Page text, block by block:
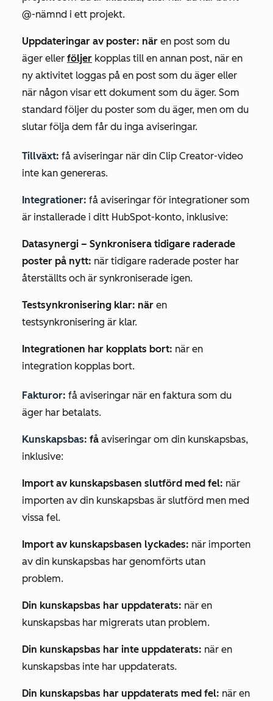
@-nämnd i ett projekt.
Uppdateringar av poster: när en post som du
äger eller följer kopplas till en annan post, när en
ny aktivitet loggas på en post som du äger eller
när någon visar ett dokument som du äger. Som
standard följer du poster som du äger, men om du
slutar följa dem får du inga aviseringar.
Tillväxt: få aviseringar när din Clip Creator-video
inte kan genereras.
Integrationer: få aviseringar för integrationer som
är installerade i ditt HubSpot-konto, inklusive:
Datasynergi – Synkronisera tidigare raderade
poster på nytt: när tidigare raderade poster har
återställts och är synkroniserade igen.
Testsynkronisering klar: när en
testsynkronisering är klar.
Integrationen har kopplats bort: när en
integration kopplas bort.
Fakturor: få aviseringar när en faktura som du
äger har betalats.
Kunskapsbas: få aviseringar om din kunskapsbas,
inklusive:
Import av kunskapsbasen slutförd med fel: när
importen av din kunskapsbas är slutförd men med
vissa fel.
Import av kunskapsbasen lyckades: när importen
av din kunskapsbas har genomförts utan
problem.
Din kunskapsbas har uppdaterats: när en
kunskapsbas har migrerats utan problem.
Din kunskapsbas har inte uppdaterats: när en
kunskapsbas inte har uppdaterats.
Din kunskapsbas har uppdaterats med fel: när en